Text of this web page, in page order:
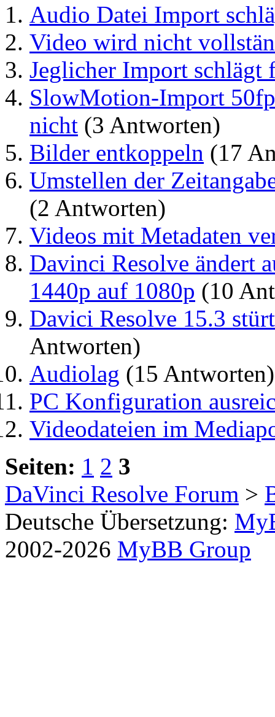
Audio Datei Import
Video wird nicht
Jeglicher Import schlägt
SlowMotion-Import
nicht (3 Antworten)
Bilder entkoppeln (17
Umstellen der
(2 Antworten)
Videos mit Metadaten
Davinci Resolve ändert
1440p auf 1080p (10
Davici Resolve 15.3
Antworten)
Audiolag (15 Antworten)
PC Konfiguration
Videodateien im
Seiten: 1 2 3
DaVinci Resolve Forum >
Deutsche Übersetzung:
2002-2026 MyBB Group